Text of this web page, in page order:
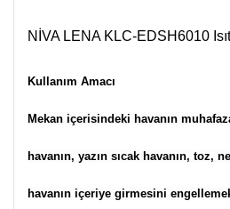
NİVA LENA KLC-EDSH6010
Kullanım Amacı
Mekan içerisindeki havanın
havanın, yazın sıcak havanın, toz,
havanın içeriye girmesini